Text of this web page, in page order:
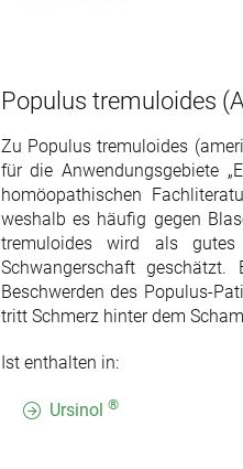
Populus tremuloides
Zu Populus tremuloides
für die Anwendungsgebiete
homöopathischen
weshalb es häufig gegen
tremuloides wird als
Schwangerschaft
Beschwerden des Populus-
tritt Schmerz hinter dem
Ist enthalten in:
Ursinol ®